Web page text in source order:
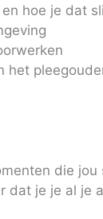
hoe je dat
die
je je al je